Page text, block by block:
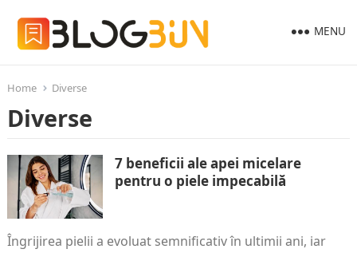
MENU
Home Diverse
Diverse
7 beneficii ale apei micelare
pentru o piele impecabilă
Îngrijirea pielii a evoluat semnificativ în ultimii ani, iar